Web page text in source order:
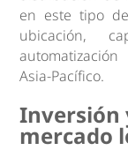
en este tipo
ubicación,
Asia-Pacífico.
Inversión
mercado